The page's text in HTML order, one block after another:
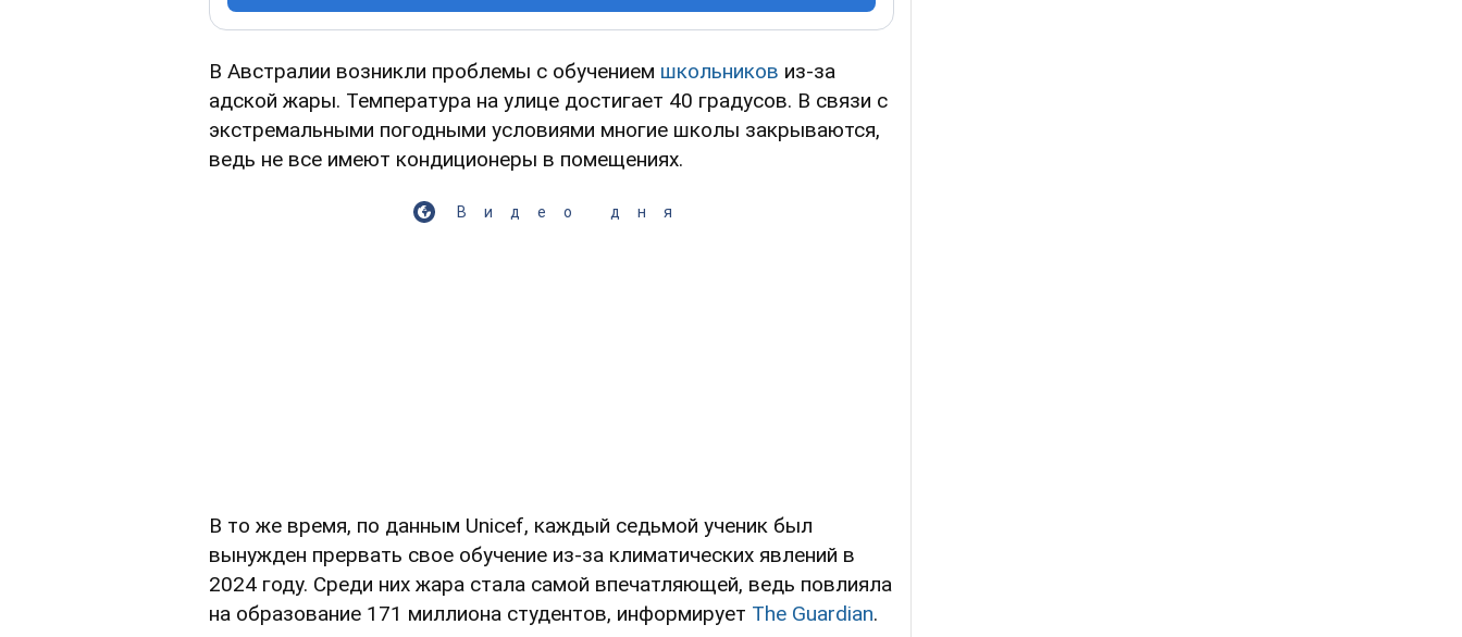
В Австралии возникли проблемы с обучением школьников из-за
адской жары. Температура на улице достигает 40 градусов. В связи с
экстремальными погодными условиями многие школы закрываются,
ведь не все имеют кондиционеры в помещениях.
Видео дня
В то же время, по данным Unicef, каждый седьмой ученик был
вынужден прервать свое обучение из-за климатических явлений в
2024 году. Среди них жара стала самой впечатляющей, ведь повлияла
на образование 171 миллиона студентов, информирует The Guardian.